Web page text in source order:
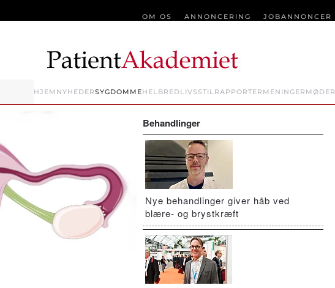
OM OS ANNONCERING JOBANNONCER
HJEM NYHEDERSYGDOMMEHELBREDLIVSSTILRAPPORTER MENINGER MØDER
Behandlinger
Nye behandlinger giver håb ved
blære- og brystkræft